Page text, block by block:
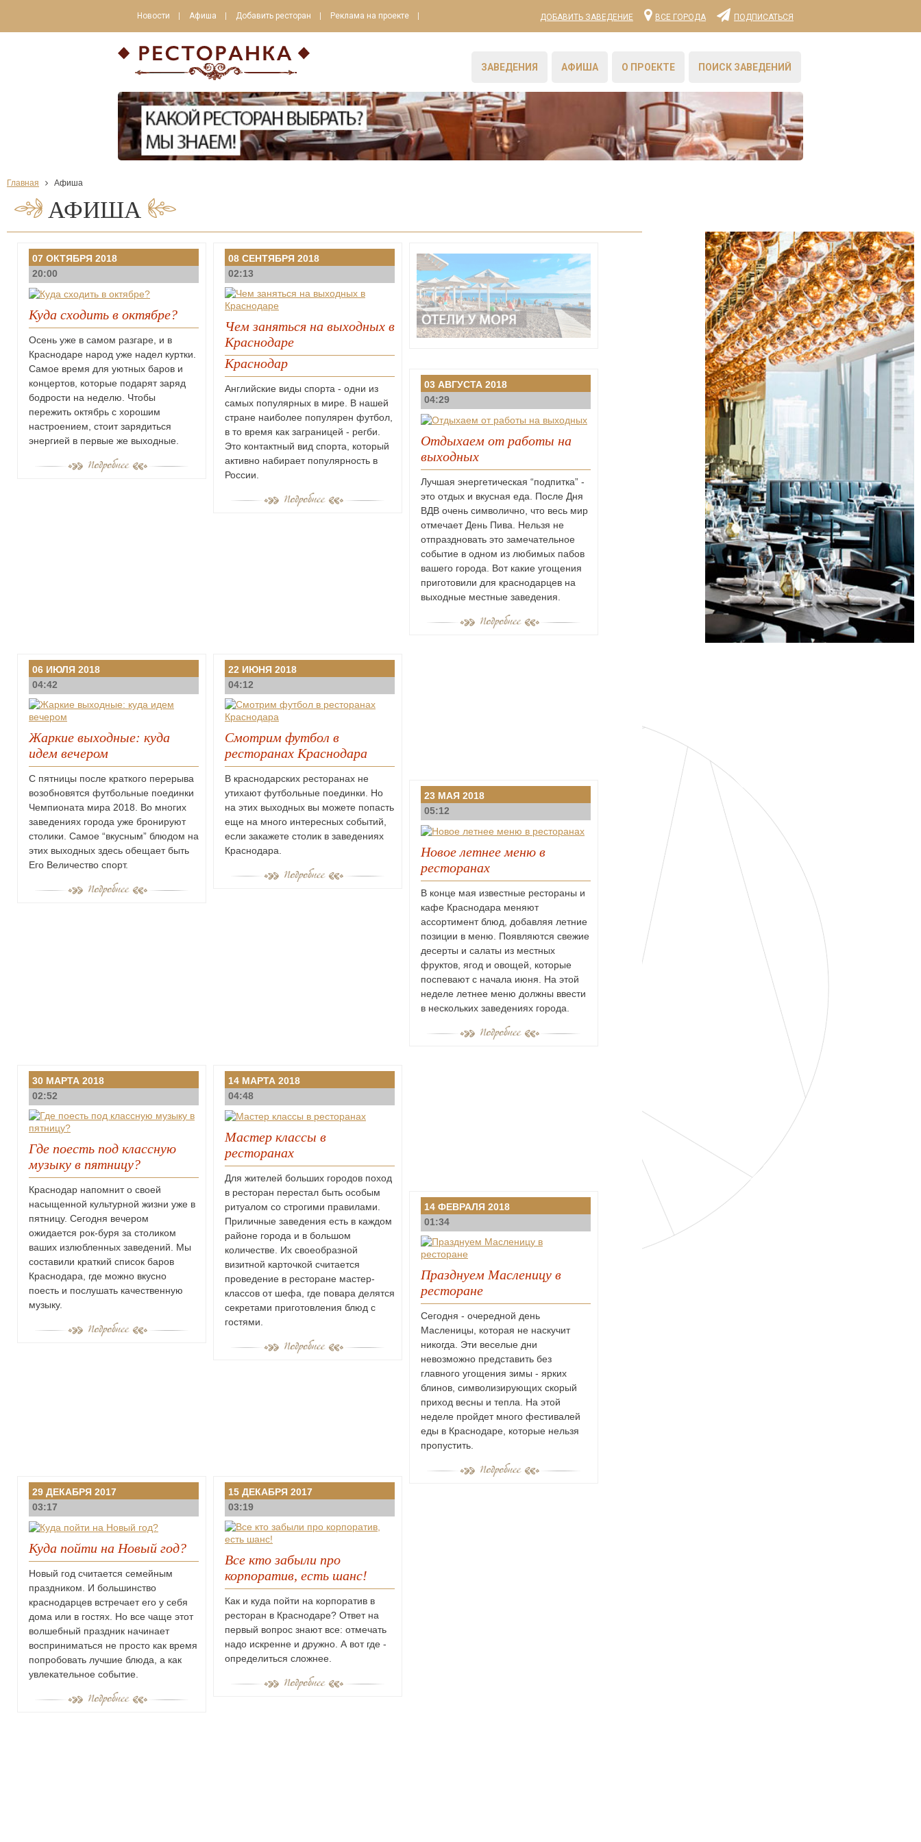
Новости Афиша Добавить ресторан Реклама на проекте ДОБАВИТЬ ЗАВЕДЕНИЕ ВСЕ ГОРОДА ПОДПИСАТЬСЯ
ЗАВЕДЕНИЯ АФИША О ПРОЕКТЕ ПОИСК ЗАВЕДЕНИЙ
Главная Афиша
АФИША
07 ОКТЯБРЯ 2018
20:00
Куда сходить в октябре?
Осень уже в самом разгаре, и в
Краснодаре народ уже надел куртки.
Самое время для уютных баров и
концертов, которые подарят заряд
бодрости на неделю. Чтобы
пережить октябрь с хорошим
настроением, стоит зарядиться
энергией в первые же выходные.
08 СЕНТЯБРЯ 2018
02:13
Чем заняться на выходных в
Краснодаре
Краснодар
Английские виды спорта - одни из
самых популярных в мире. В нашей
стране наиболее популярен футбол,
в то время как заграницей - регби.
Это контактный вид спорта, который
активно набирает популярность в
России.
03 АВГУСТА 2018
04:29
Отдыхаем от работы на
выходных
Лучшая энергетическая “подпитка” -
это отдых и вкусная еда. После Дня
ВДВ очень символично, что весь мир
отмечает День Пива. Нельзя не
отпраздновать это замечательное
событие в одном из любимых пабов
вашего города. Вот какие угощения
приготовили для краснодарцев на
выходные местные заведения.
06 ИЮЛЯ 2018
04:42
Жаркие выходные: куда
идем вечером
С пятницы после краткого перерыва
возобновятся футбольные поединки
Чемпионата мира 2018. Во многих
заведениях города уже бронируют
столики. Самое “вкусным” блюдом на
этих выходных здесь обещает быть
Его Величество спорт.
22 ИЮНЯ 2018
04:12
Смотрим футбол в
ресторанах Краснодара
В краснодарских ресторанах не
утихают футбольные поединки. Но
на этих выходных вы можете попасть
еще на много интересных событий,
если закажете столик в заведениях
Краснодара.
23 МАЯ 2018
05:12
Новое летнее меню в
ресторанах
В конце мая известные рестораны и
кафе Краснодара меняют
ассортимент блюд, добавляя летние
позиции в меню. Появляются свежие
десерты и салаты из местных
фруктов, ягод и овощей, которые
поспевают с начала июня. На этой
неделе летнее меню должны ввести
в нескольких заведениях города.
30 МАРТА 2018
02:52
Где поесть под классную
музыку в пятницу?
Краснодар напомнит о своей
насыщенной культурной жизни уже в
пятницу. Сегодня вечером
ожидается рок-буря за столиком
ваших излюбленных заведений. Мы
составили краткий список баров
Краснодара, где можно вкусно
поесть и послушать качественную
музыку.
14 МАРТА 2018
04:48
Мастер классы в
ресторанах
Для жителей больших городов поход
в ресторан перестал быть особым
ритуалом со строгими правилами.
Приличные заведения есть в каждом
районе города и в большом
количестве. Их своеобразной
визитной карточкой считается
проведение в ресторане мастер-
классов от шефа, где повара делятся
секретами приготовления блюд с
гостями.
14 ФЕВРАЛЯ 2018
01:34
Празднуем Масленицу в
ресторане
Сегодня - очередной день
Масленицы, которая не наскучит
никогда. Эти веселые дни
невозможно представить без
главного угощения зимы - ярких
блинов, символизирующих скорый
приход весны и тепла. На этой
неделе пройдет много фестивалей
еды в Краснодаре, которые нельзя
пропустить.
29 ДЕКАБРЯ 2017
03:17
Куда пойти на Новый год?
Новый год считается семейным
праздником. И большинство
краснодарцев встречает его у себя
дома или в гостях. Но все чаще этот
волшебный праздник начинает
восприниматься не просто как время
попробовать лучшие блюда, а как
увлекательное событие.
15 ДЕКАБРЯ 2017
03:19
Все кто забыли про
корпоратив, есть шанс!
Как и куда пойти на корпоратив в
ресторан в Краснодаре? Ответ на
первый вопрос знают все: отмечать
надо искренне и дружно. А вот где -
определиться сложнее.